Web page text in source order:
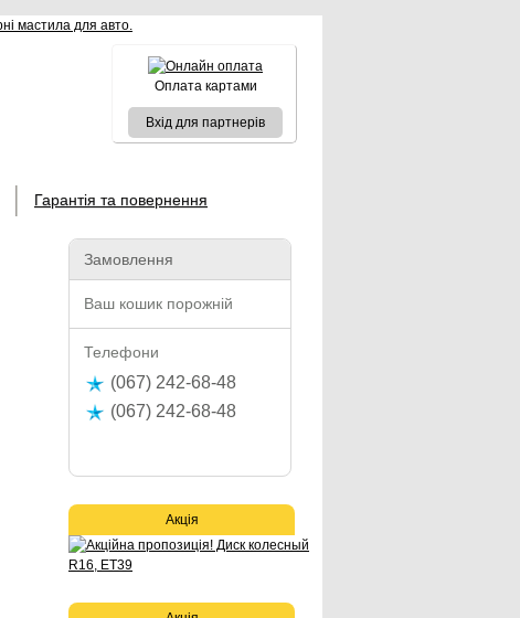
Оплата картами
Вхід для партнерів
Гарантія та повернення
Замовлення
Ваш кошик порожній
Телефони
(067) 242-68-48
(067) 242-68-48
Акція